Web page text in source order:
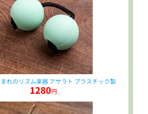
れのリズム楽器 アサラト プラスチック製
1280円